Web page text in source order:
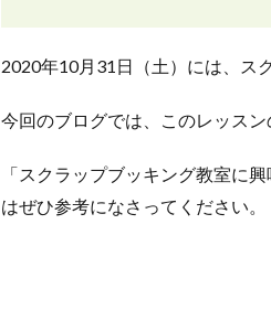
2020年10月31日（土）には、ス
今回のブログでは、このレッスン
「スクラップブッキング教室に
はぜひ参考になさってください。